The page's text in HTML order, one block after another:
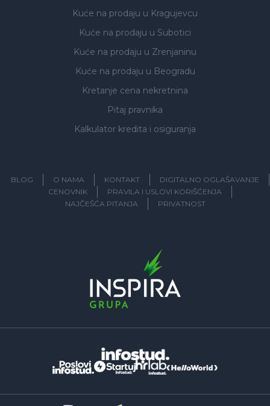
Kuće na prodaju u Kragujevcu
Kuće na prodaju u Subotici
Kuće na prodaju u Zrenjaninu
Kuće na prodaju u Beogradu
Kretanje cena nekretnina
Pitaj pravnika
Kalkulator kredita i osiguranja
BLOG O NAMA KONTAKT
DIGITALNO OGLAŠAVANJE
CENOVNIK
PRAVILA I USLOVI KORIŠĆENJA
NAJČEŠĆA PITANJA
PRIVATNOST